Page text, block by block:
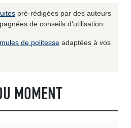
pré-rédigées par des auteurs
de conseils d'utilisation.
de politesse adaptées à vos
MOMENT